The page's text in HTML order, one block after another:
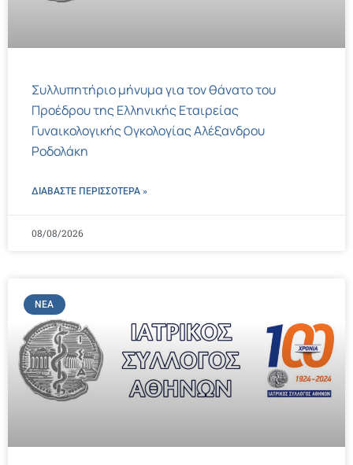
Συλλυπητήριο μήνυμα για τον θάνατο του
Προέδρου της Ελληνικής Εταιρείας
Γυναικολογικής Ογκολογίας Αλέξανδρου
Ροδολάκη
ΔΙΑΒΑΣΤΕ ΠΕΡΙΣΣΌΤΕΡΑ »
08/08/2026
ΝΈΑ